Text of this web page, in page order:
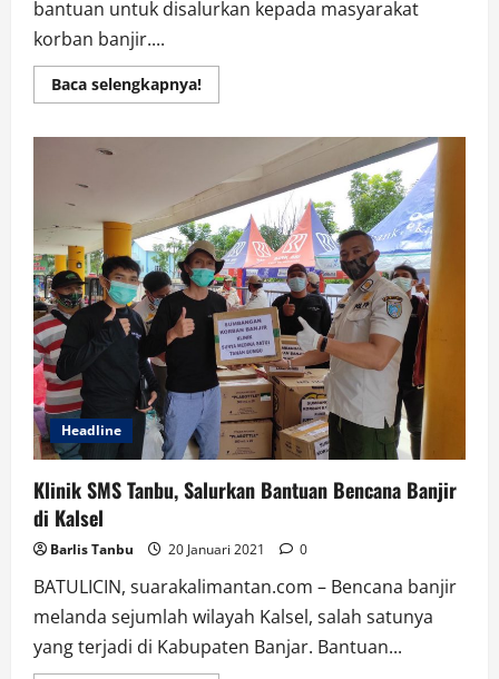
bantuan untuk disalurkan kepada masyarakat
korban banjir....
Baca selengkapnya!Read
more
Kotabaru
Menyalurkan
Bantuan
Kepada
Masyarakat
Korban
Bencana
Banjir
Headline
Klinik SMS Tanbu, Salurkan Bantuan Bencana Banjir
di Kalsel
Barlis Tanbu 20 Januari 2021 0
BATULICIN, suarakalimantan.com – Bencana banjir
melanda sejumlah wilayah Kalsel, salah satunya
yang terjadi di Kabupaten Banjar. Bantuan...